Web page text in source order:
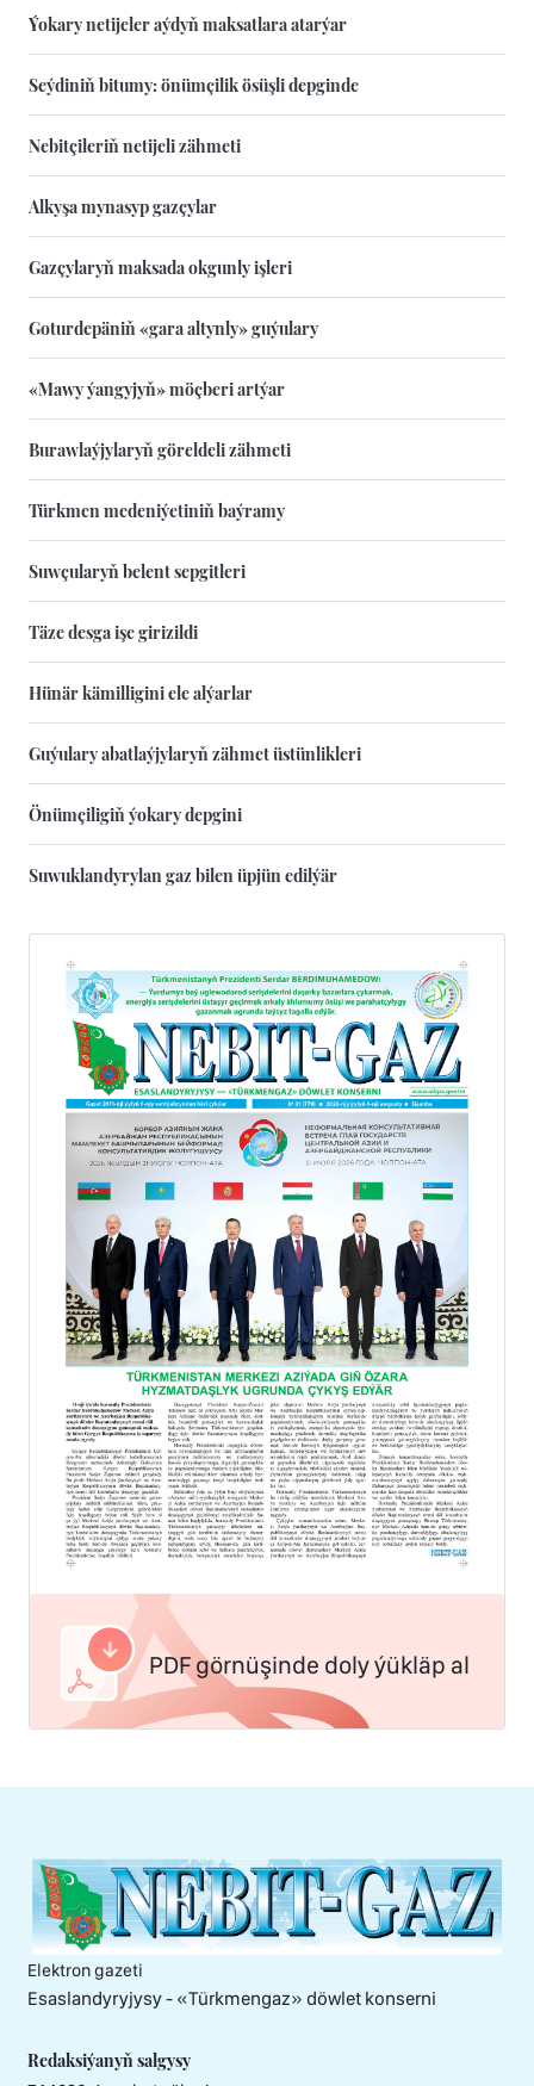
Ýokary netijeler aýdyň maksatlara atarýar
Seýdiniň bitumy: önümçilik ösüşli depginde
Nebitçileriň netijeli zähmeti
Alkyşa mynasyp gazçylar
Gazçylaryň maksada okgunly işleri
Goturdepäniň «gara altynly» guýulary
«Mawy ýangyjyň» möçberi artýar
Burawlaýjylaryň göreldeli zähmeti
Türkmen medeniýetiniň baýramy
Suwçularyň belent sepgitleri
Täze desga işe girizildi
Hünär kämilligini ele alýarlar
Guýulary abatlaýjylaryň zähmet üstünlikleri
Önümçiligiň ýokary depgini
Suwuklandyrylan gaz bilen üpjün edilýär
PDF görnüşinde doly ýükläp al
Elektron gazeti
Esaslandyryjysy - «Тürkmengaz» döwlet konserni
Redaksiýanyň salgysy